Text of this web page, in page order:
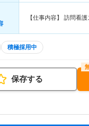
【仕事内容】 訪問看
積極採用中
保存する